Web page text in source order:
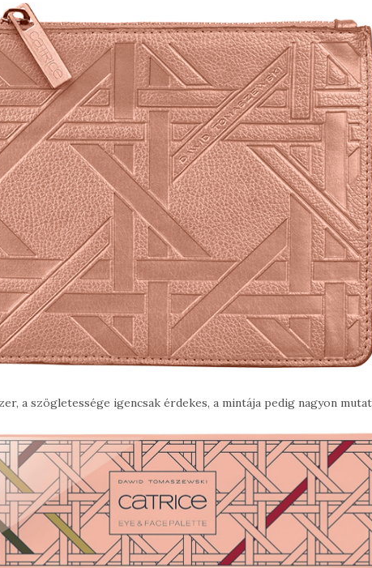
a szögletessége igencsak érdekes, a mintája pedig nagyon